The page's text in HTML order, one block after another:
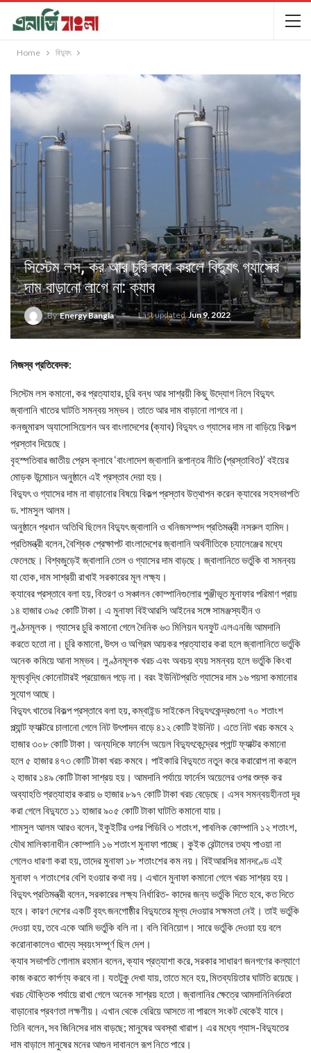
Home বিদ্যুৎ
সিস্টেম লস, কর আর চুরি বন্ধ করলে বিদ্যুৎ গ্যাসের
দাম বাড়ানো লাগে না: ক্যাব
ByEnergy Bangla Last updatedJun 9, 2022
নিজস্ব প্রতিবেদক:
সিস্টেম লস কমানো, কর প্রত্যাহার, চুরি বন্ধ আর সাশ্রয়ী কিছু উদ্যোগ নিলে বিদ্যুৎ
জ্বালানি খাতের ঘাটতি সমন্বয় সম্ভব। তাতে আর দাম বাড়ানো লাগবে না।
কনজুমারস অ্যাসোসিয়েশন অব বাংলাদেশের (ক্যাব) বিদ্যুৎ ও গ্যাসের দাম না বাড়িয়ে বিকল্প
প্রস্তাব দিয়েছে।
বৃহস্পতিবার জাতীয় প্রেস ক্লাবে ‘বাংলাদেশ জ্বালানি রূপান্তর নীতি (প্রস্তাবিত)’ বইয়ের
মোড়ক উন্মোচন অনুষ্ঠানে এই প্রস্তাব দেয়া হয়।
বিদ্যুৎ ও গ্যাসের দাম না বাড়ানোর বিষয়ে বিকল্প প্রস্তাব উত্থাপন করেন ক্যাবের সহসভাপতি
ড. শামসুল আলম।
অনুষ্ঠানে প্রধান অতিথি ছিলেন বিদ্যুৎ জ্বালানি ও খনিজসম্পদ প্রতিমন্ত্রী নসরুল হামিদ।
প্রতিমন্ত্রী বলেন, বৈশ্বিক প্রেক্ষাপট বাংলাদেশের জ্বালানি অর্থনীতিকে চ্যালেঞ্জের মধ্যে
ফেলেছে। বিশ্বজুড়েই জ্বালানি তেল ও গ্যাসের দাম বাড়ছে। জ্বালানিতে ভর্তুকি বা সমন্বয়
যা হোক, দাম সাশ্রয়ী রাখাই সরকারের মূল লক্ষ্য।
ক্যাবের প্রস্তাবে বলা হয়, বিতরণ ও সঞ্চালন কোম্পানিগুলোর পুঞ্জীভূত মুনাফার পরিমাণ প্রায়
১৪ হাজার ৩৯৫ কোটি টাকা। এ মুনাফা বিইআরসি আইনের সঙ্গে সামঞ্জস্যহীন ও
লুণ্ঠনমূলক। গ্যাসের চুরি কমানো গেলে দৈনিক ৬৩ মিলিয়ন ঘনফুট এলএনজি আমদানি
করতে হতো না। চুরি কমানো, উৎস ও অগ্রিম আয়কর প্রত্যাহার করা হলে জ্বালানিতে ভর্তুকি
অনেক কমিয়ে আনা সম্ভব। লুণ্ঠনমূলক খরচ এবং অবচয় ব্যয় সমন্বয় হলে ভর্তুকি কিংবা
মূল্যবৃদ্ধি কোনোটারই প্রয়োজন পড়ে না। বরং ইউনিটপ্রতি গ্যাসের দাম ১৬ পয়সা কমানোর
সুযোগ আছে।
বিদ্যুৎ খাতের বিকল্প প্রস্তাবে বলা হয়, কম্বাইন্ড সাইকেল বিদ্যুৎকেন্দ্রগুলো ৭০ শতাংশ
প্ল্যান্ট ফ্যাক্টরে চালানো গেলে নিট উৎপাদন বাড়ে ৪১২ কোটি ইউনিট। এতে নিট খরচ কমবে ২
হাজার ৩০৮ কোটি টাকা। অন্যদিকে ফার্নেস অয়েল বিদ্যুৎকেন্দ্রের প্লান্ট ফ্যাক্টর কমানো
হলে ৫ হাজার ৪৭৩ কোটি টাকা খরচ কমবে। পাইকারি বিদ্যুতে নতুন করে করারোপ না করলে
২ হাজার ১৪৯ কোটি টাকা সাশ্রয় হয়। আমদানি পর্যায়ে ফার্নেস অয়েলের ওপর শুল্ক কর
অব্যাহতি প্রত্যাহার করায় ৬ হাজার ৮৯৭ কোটি টাকা খরচ বেড়েছে। এসব সমন্বয়হীনতা দূর
করা গেলে বিদ্যুতে ১১ হাজার ৯০৫ কোটি টাকা ঘাটতি কমানো যায়।
শামসুল আলম আরও বলেন, ইকুইটির ওপর পিডিবি ৩ শতাংশ, পাবলিক কোম্পানি ১২ শতাংশ,
যৌথ মালিকানাধীন কোম্পানি ১৬ শতাংশ মুনাফা পাচ্ছে। কুইক রেন্টালের তথ্য পাওয়া না
গেলেও ধারণা করা হয়, তাদের মুনাফা ১৮ শতাংশের কম নয়। বিইআরসির মানদণ্ডে এই
মুনাফা ৭ শতাংশের বেশি হওয়ার কথা নয়। এখানে মুনাফা কমানো গেলে খরচ সাশ্রয় হয়।
বিদ্যুৎ প্রতিমন্ত্রী বলেন, সরকারের লক্ষ্য নির্ধারিত- কাদের জন্য ভর্তুকি দিতে হবে, কত দিতে
হবে। কারণ দেশের একটি বৃহৎ জনগোষ্ঠীর বিদ্যুতের মূল্য দেওয়ার সক্ষমতা নেই। তাই ভর্তুকি
দেওয়া হয়, তবে একে আমি ভর্তুকি বলি না। বলি বিনিয়োগ। সারে ভর্তুকি দেওয়া হয় বলে
করোনাকালেও খাদ্যে স্বয়ংসম্পূর্ণ ছিল দেশ।
ক্যাব সভাপতি গোলাম রহমান বলেন, ক্যাব প্রত্যাশা করে, সরকার সাধারণ জনগণের কল্যাণে
কাজ করতে কার্পণ্য করবে না। যতটুকু দেখা যায়, তাতে মনে হয়, মিতব্যয়িতার ঘাটতি রয়েছে।
খরচ যৌক্তিক পর্যায়ে রাখা গেলে অনেক সাশ্রয় হতো। জ্বালানির ক্ষেত্রে আমদানিনির্ভরতা
বাড়ানোর প্রবণতা লক্ষণীয়। এখান থেকে বেরিয়ে আসতে না পারলে সংকট থেকেই যাবে।
তিনি বলেন, সব জিনিসের দাম বাড়ছে; মানুষের অবস্থা খারাপ। এর মধ্যে গ্যাস-বিদ্যুতের
দাম বাড়ালে মানুষের মনের আগুন দাবানলে রূপ নিতে পারে।